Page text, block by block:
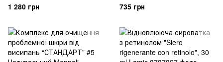
1 280 грн 735 грн